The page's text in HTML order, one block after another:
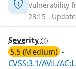
Vulnerability
23:15 -
Severity
5.5 (Medium) -
CVSS:3.1/AV:L/